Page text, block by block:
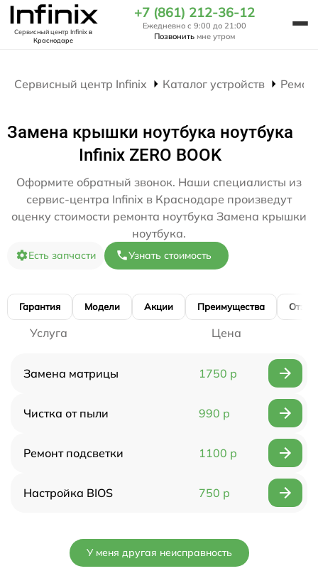
Сервисный центр Infinixв
Краснодаре
+7 (861) 212-36-12
Ежедневно с 9:00 до 21:00
Позвонить мне утром
Сервисный центр Infinix Каталог устройств
Замена крышки ноутбука ноутбука
Infinix ZERO BOOK
Оформите обратный звонок. Наши специалисты из
сервис-центра Infinix в Краснодаре произведут
оценку стоимости ремонта ноутбука Замена крышки
ноутбука.
Есть запчасти Узнать стоимость
Гарантия Модели Акции Преимущества
Услуга Цена
Замена матрицы 1750 р
Чистка от пыли 990 р
Ремонт подсветки 1100 р
Настройка BIOS 750 р
У меня другая неисправность